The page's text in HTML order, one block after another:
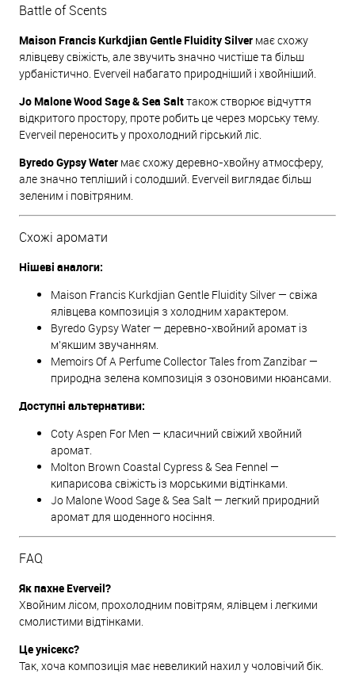
Battle of Scents
Maison Francis Kurkdjian Gentle Fluidity Silver має схожу
ялівцеву свіжість, але звучить значно чистіше та більш
урбаністично. Everveil набагато природніший і хвойніший.
Jo Malone Wood Sage & Sea Saltтакож створює відчуття
відкритого простору, проте робить це через морську тему.
Everveil переносить у прохолодний гірський ліс.
Byredo Gypsy Water має схожу деревно-хвойну атмосферу,
але значно тепліший і солодший. Everveil виглядає більш
зеленим і повітряним.
Схожі аромати
Нішеві аналоги:
Maison Francis Kurkdjian Gentle Fluidity Silver — свіжа
ялівцева композиція з холодним характером.
Byredo Gypsy Water — деревно-хвойний аромат із
м'якшим звучанням.
Memoirs Of A Perfume Collector Tales from Zanzibar —
природна зелена композиція з озоновими нюансами.
Доступні альтернативи:
Coty Aspen For Men — класичний свіжий хвойний
аромат.
Molton Brown Coastal Cypress & Sea Fennel —
кипарисова свіжість із морськими відтінками.
Jo Malone Wood Sage & Sea Salt — легкий природний
аромат для щоденного носіння.
FAQ
Як пахне Everveil?
Хвойним лісом, прохолодним повітрям, ялівцем і легкими
смолистими відтінками.
Це унісекс?
Так, хоча композиція має невеликий нахил у чоловічий бік.